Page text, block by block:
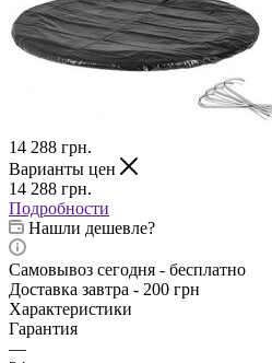
14 288 грн.
Варианты цен
14 288 грн.
Подробности
Нашли дешевле?
Самовывоз сегодня - бесплатно
Доставка завтра - 200 грн
Характеристики
Гарантия
—